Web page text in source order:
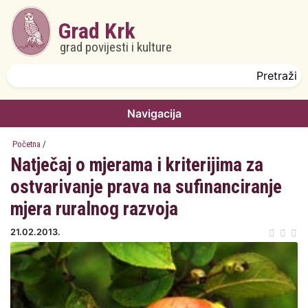
Skoči na glavni sadržaj
Grad Krk
grad povijesti i kulture
Navigacija
Početna /
Natječaj o mjerama i kriterijima za
ostvarivanje prava na sufinanciranje
mjera ruralnog razvoja
21.02.2013.